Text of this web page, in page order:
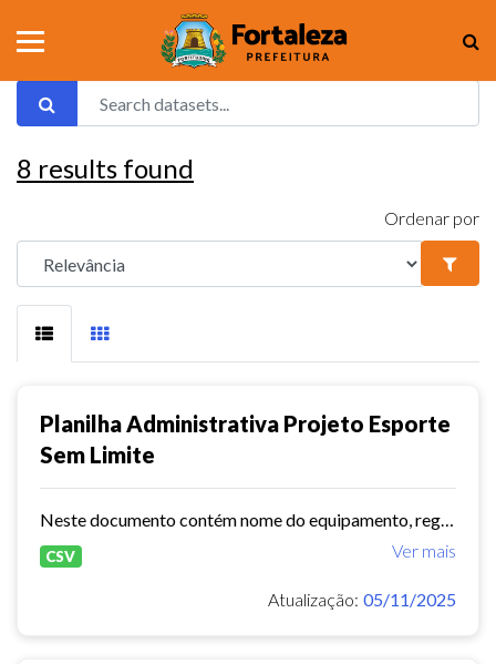
8 results found
Ordenar por
Planilha Administrativa Projeto Esporte
Sem Limite
Ver mais
CSV
Atualização: 05/11/2025